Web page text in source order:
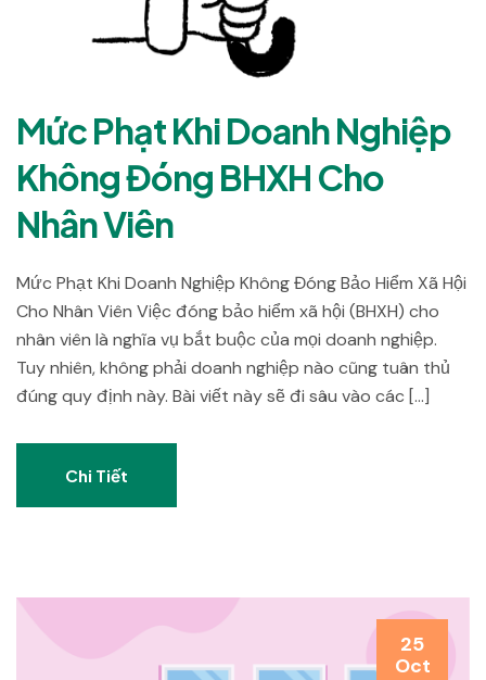
Mức Phạt Khi Doanh Nghiệp
Không Đóng BHXH Cho
Nhân Viên
Mức Phạt Khi Doanh Nghiệp Không Đóng Bảo Hiểm Xã Hội
Cho Nhân Viên Việc đóng bảo hiểm xã hội (BHXH) cho
nhân viên là nghĩa vụ bắt buộc của mọi doanh nghiệp.
Tuy nhiên, không phải doanh nghiệp nào cũng tuân thủ
đúng quy định này. Bài viết này sẽ đi sâu vào các […]
Chi Tiết
25
Oct